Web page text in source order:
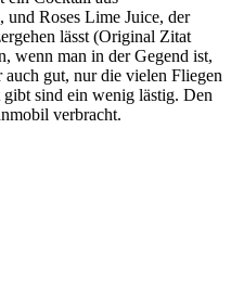
Roses Lime Juice, der
lässt (Original Zitat
wenn man in der Gegend ist,
gut, nur die vielen Fliegen
sind ein wenig lästig. Den
verbracht.